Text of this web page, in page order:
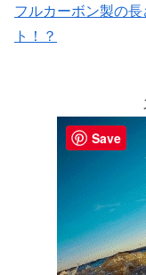
フルカーボン製の長
ト！？
Save